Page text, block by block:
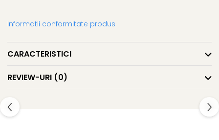
Informatii conformitate produs
CARACTERISTICI
REVIEW-URI (0)